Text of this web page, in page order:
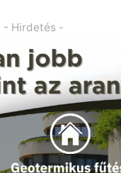
- Hirdetés -